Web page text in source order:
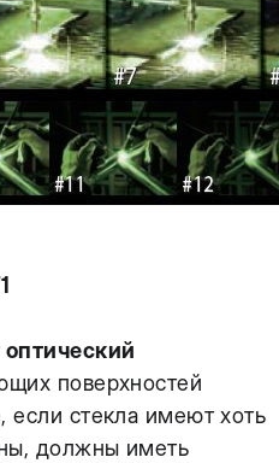
поверхностей
стекла имеют хоть
должны иметь